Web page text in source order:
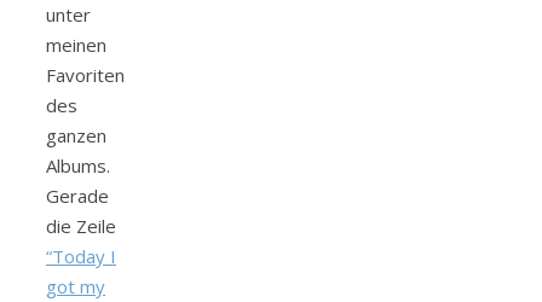
unter
meinen
Favoriten
des
ganzen
Albums.
Gerade
die Zeile
“Today I
got my